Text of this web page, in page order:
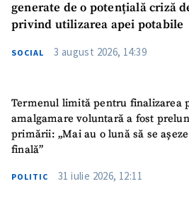
generate de o potențială criză
privind utilizarea apei potabile
SOCIAL 3 august 2026, 14:39
Termenul limită pentru finalizarea
amalgamare voluntară a fost
primării: „Mai au o lună să se
finală”
POLITIC 31 iulie 2026, 12:11